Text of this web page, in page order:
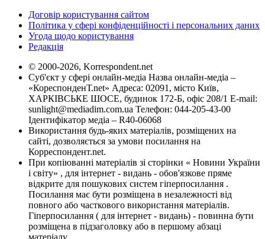
Договір користування сайтом
Політика у сфері конфіденційності і персональних даних
Угода щодо користування
Редакція
© 2000-2026, Korrespondent.net
Суб'єкт у сфері онлайн-медіа Назва онлайн-медіа –
«КореспонденТ.net» Адреса: 02091, місто Київ,
ХАРКІВСЬКЕ ШОСЕ, будинок 172-Б, офіс 208/1 E-mail:
sunlight@mediadim.com.ua Телефон: 044-205-43-00
Ідентифікатор медіа – R40-06068
Використання будь-яких матеріалів, розміщених на
сайті, дозволяється за умови посилання на
Корреспондент.net.
При копіюванні матеріалів зі сторінки « Новини України
і світу» , для інтернет - видань - обов'язкове пряме
відкрите для пошукових систем гіперпосилання .
Посилання має бути розміщена в незалежності від
повного або часткового використання матеріалів.
Гіперпосилання ( для інтернет - видань) - повинна бути
розміщена в підзаголовку або в першому абзаці
матеріалу.